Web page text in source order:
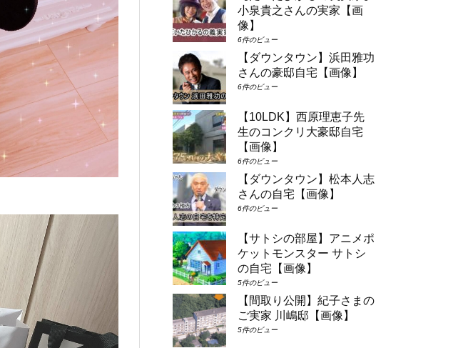
小泉貴之さんの実家【画
像】
6件のビュー
【ダウンタウン】浜田雅功
さんの豪邸自宅【画像】
6件のビュー
【10LDK】西原理恵子先
生のコンクリ大豪邸自宅
【画像】
6件のビュー
【ダウンタウン】松本人志
さんの自宅【画像】
6件のビュー
【サトシの部屋】アニメポ
ケットモンスター サトシ
の自宅【画像】
5件のビュー
【間取り公開】紀子さまの
ご実家 川嶋邸【画像】
5件のビュー